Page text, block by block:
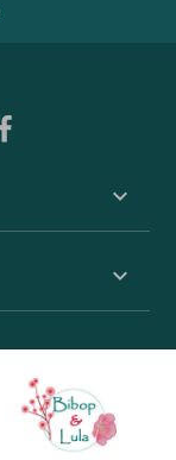
keyboard_arrow_down
keyboard_arrow_down
keyboard_arrow_down
keyboard_arrow_down